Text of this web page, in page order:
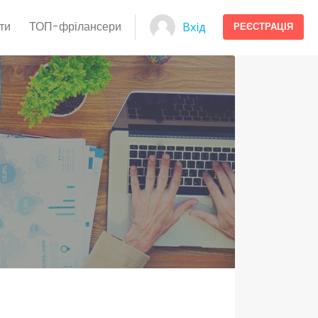
ТОП-фрілансери Вхід РЕЄСТРАЦІЯ